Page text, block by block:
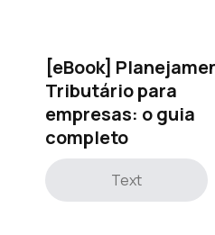
[eBook]
Tributário para
empresas: o guia
completo
Text